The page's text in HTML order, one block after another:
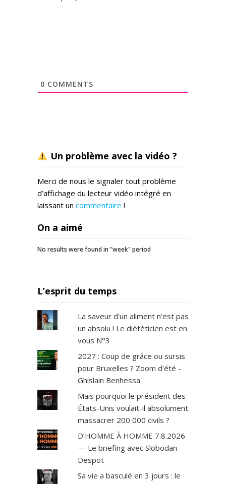
0 COMMENTS
Un problème avec la vidéo ?
Merci de nous le signaler tout problème
d’affichage du lecteur vidéo intégré en
laissant un commentaire !
On a aimé
No results were found in "week" period
L’esprit du temps
La saveur d'un aliment n'est pas
un absolu ! Le diététicien est en
vous N°3
2027 : Coup de grâce ou sursis
pour Bruxelles ? Zoom d'été -
Ghislain Benhessa
Mais pourquoi le président des
États-Unis voulait-il absolument
massacrer 200 000 civils ?
D’HOMME À HOMME 7.8.2026
— Le briefing avec Slobodan
Despot
Sa vie a basculé en 3 jours : le